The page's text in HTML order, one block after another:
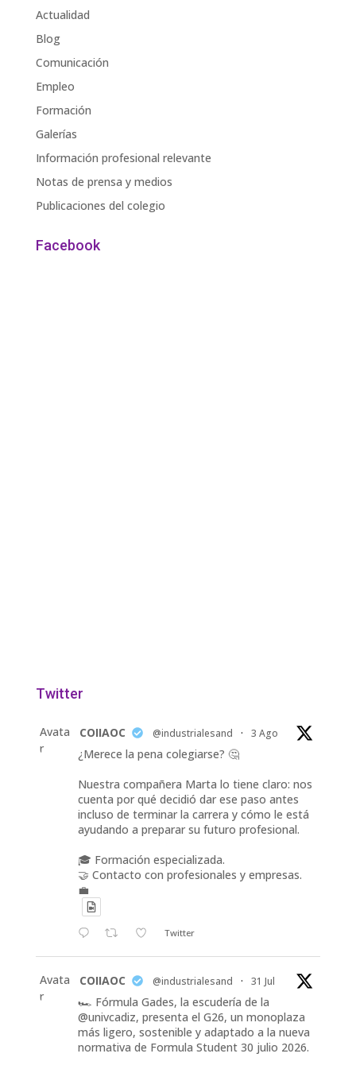
Actualidad
Blog
Comunicación
Empleo
Formación
Galerías
Información profesional relevante
Notas de prensa y medios
Publicaciones del colegio
Facebook
Twitter
Avata
r
COIIAOC @industrialesand · 3 Ago
¿Merece la pena colegiarse? 🤔
Nuestra compañera Marta lo tiene claro: nos
cuenta por qué decidió dar ese paso antes
incluso de terminar la carrera y cómo le está
ayudando a preparar su futuro profesional.
🎓 Formación especializada.
🤝 Contacto con profesionales y empresas.
💼
Twitter
Avata
r
COIIAOC @industrialesand · 31 Jul
🏎️ Fórmula Gades, la escudería de la
@univcadiz, presenta el G26, un monoplaza
más ligero, sostenible y adaptado a la nueva
normativa de Formula Student 30 julio 2026.